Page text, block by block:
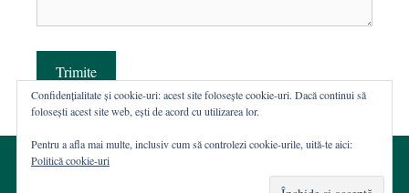
Trimite
Confidențialitate și cookie-uri: acest site folosește cookie-uri. Dacă continui să
folosești acest site web, ești de acord cu utilizarea lor.
Pentru a afla mai multe, inclusiv cum să controlezi cookie-urile, uită-te aici:
Politică cookie-uri